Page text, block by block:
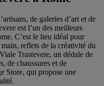
de galeries d’art et de
est l’un des meilleurs
C’est le lieu idéal pour
reflets de la créativité du
Trastevere, un dédale de
de chaussures et de
Store, qui propose une